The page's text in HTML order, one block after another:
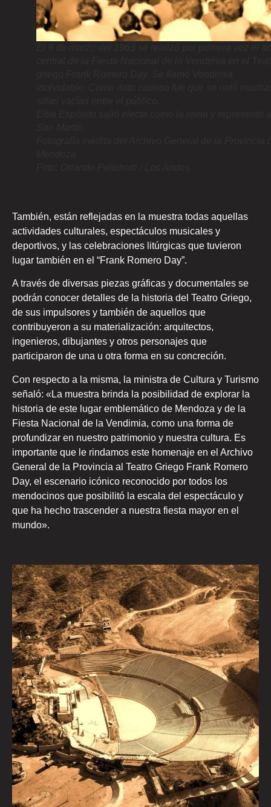
También, están reflejadas en la muestra todas aquellas
actividades culturales, espectáculos musicales y
deportivos, y las celebraciones litúrgicas que tuvieron
lugar también en el “Frank Romero Day”.
A través de diversas piezas gráficas y documentales se
podrán conocer detalles de la historia del Teatro Griego,
de sus impulsores y también de aquellos que
contribuyeron a su materialización: arquitectos,
ingenieros, dibujantes y otros personajes que
participaron de una u otra forma en su concreción.
Con respecto a la misma, la ministra de Cultura y Turismo
señaló: «La muestra brinda la posibilidad de explorar la
historia de este lugar emblemático de Mendoza y de la
Fiesta Nacional de la Vendimia, como una forma de
profundizar en nuestro patrimonio y nuestra cultura. Es
importante que le rindamos este homenaje en el Archivo
General de la Provincia al Teatro Griego Frank Romero
Day, el escenario icónico reconocido por todos los
mendocinos que posibilitó la escala del espectáculo y
que ha hecho trascender a nuestra fiesta mayor en el
mundo».